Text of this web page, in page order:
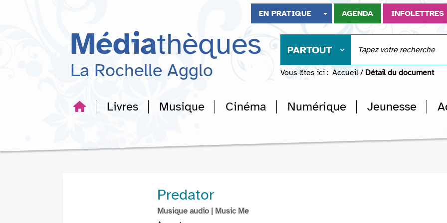
recherche
EN PRATIQUE AGENDA INFOLETTRES
Médiathèques
La Rochelle Agglo
PARTOUT
Vous êtes ici : Accueil / Détail du document
Livres Musique Cinéma Numérique Jeunesse
Predator
Musique audio | Music Me